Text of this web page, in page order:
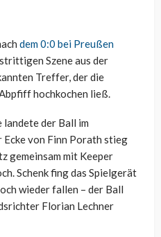
dem 0:0 bei Preußen
Szene aus der
Treffer, der die
hochkochen ließ.
der Ball im
Ecke von Finn Porath stieg
gemeinsam mit Keeper
Schenk fing das Spielgerät
wieder fallen – der Ball
Florian Lechner